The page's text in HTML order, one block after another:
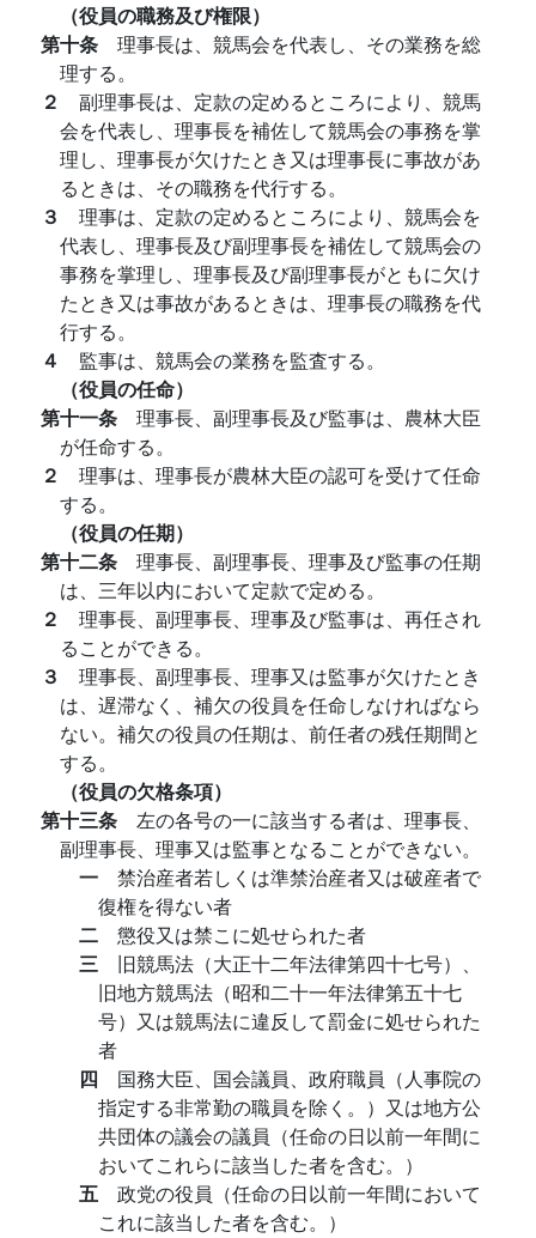
（役員の職務及び権限）
第十条 理事長は、競馬会を代表し、その業務を総
理する。
２ 副理事長は、定款の定めるところにより、競馬
会を代表し、理事長を補佐して競馬会の事務を掌
理し、理事長が欠けたとき又は理事長に事故があ
るときは、その職務を代行する。
３ 理事は、定款の定めるところにより、競馬会を
代表し、理事長及び副理事長を補佐して競馬会の
事務を掌理し、理事長及び副理事長がともに欠け
たとき又は事故があるときは、理事長の職務を代
行する。
４ 監事は、競馬会の業務を監査する。
（役員の任命）
第十一条 理事長、副理事長及び監事は、農林大臣
が任命する。
２ 理事は、理事長が農林大臣の認可を受けて任命
する。
（役員の任期）
第十二条 理事長、副理事長、理事及び監事の任期
は、三年以内において定款で定める。
２ 理事長、副理事長、理事及び監事は、再任され
ることができる。
３ 理事長、副理事長、理事又は監事が欠けたとき
は、遅滞なく、補欠の役員を任命しなければなら
ない。補欠の役員の任期は、前任者の残任期間と
する。
（役員の欠格条項）
第十三条 左の各号の一に該当する者は、理事長、
副理事長、理事又は監事となることができない。
一 禁治産者若しくは準禁治産者又は破産者で
復権を得ない者
二 懲役又は禁こに処せられた者
三 旧競馬法（大正十二年法律第四十七号）、
旧地方競馬法（昭和二十一年法律第五十七
号）又は競馬法に違反して罰金に処せられた
者
四 国務大臣、国会議員、政府職員（人事院の
指定する非常勤の職員を除く。）又は地方公
共団体の議会の議員（任命の日以前一年間に
おいてこれらに該当した者を含む。）
五 政党の役員（任命の日以前一年間において
これに該当した者を含む。）